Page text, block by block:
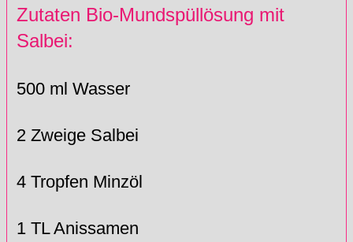
Zutaten Bio-Mundspüllösung mit
Salbei:
500 ml Wasser
2 Zweige Salbei
4 Tropfen Minzöl
1 TL Anissamen